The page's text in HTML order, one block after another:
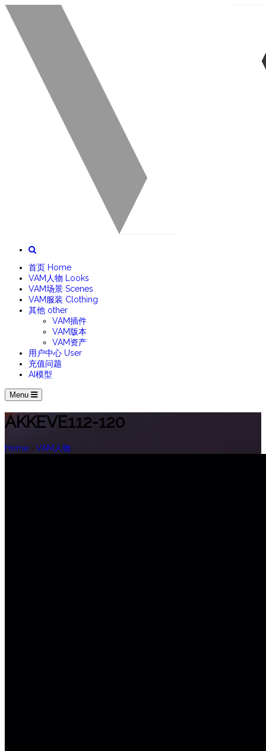
首页 Home
VAM人物
Looks
VAM场景 Scenes
VAM服装 Clothing
其他 other
VAM插件
VAM版本
VAM资产
用户中心 User
充值问题
AI模型
Menu
AKKEVE112-120
Home › VAM人物